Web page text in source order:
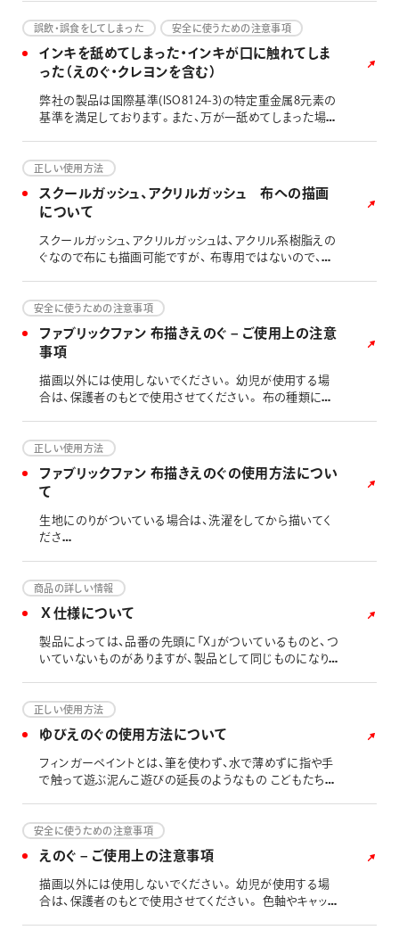
誤飲・誤食をしてしまった 安全に使うための注意事項
インキを舐めてしまった・インキが口に触れてしま
った（えのぐ・クレヨンを含む）
弊社の製品は国際基準(ISO8124-3)の特定重金属8元素の
基準を満足しております。また、万が一舐めてしまった場合
医師へご相談ください。 なお、食品向けの製品ではござい
ませんので、口に触れる可能性のある用途にはお薦めして
おりません。 非推奨の筆記対象：食器 布巾 食品用ラッ
プフィルム など
正しい使用方法
スクールガッシュ、アクリルガッシュ 布への描画
について
スクールガッシュ、アクリルガッシュは、アクリル系樹脂えの
ぐなので布にも描画可能ですが、 布専用ではないので、依
安全に使うための注意事項
ファブリックファン 布描きえのぐ – ご使用上の注意
事項
描画以外には使用しないでください。 幼児が使用する場
合は、保護者のもとで使用させてください。 布の種類によ
てください。のどにつまる恐れがあります。 目に入らない
ようご注意ください。もし入った場合は、流水でよく洗って
ください。 えのぐと水は2:1程度で薄めて使うのが最適で
す。えのぐを水で薄めすぎると、耐水性が弱くなったり定着
しにくくなる場合があります。 使用中、えのぐのついた筆は
硬化防止のため、出来る限り水につけておいてください。
つまみ洗いで色を落とします。（乾いていない部分が他に
部分が乾いていないときには、下にタオルなど吸水性の良
い布を当て、綿棒を少し湿らせて染み抜きの要領でトント
ンたたくように色をとります。 ※完全に落ちない場合があ
プをしめてください。 衣服などについた場合は落ちませ
ん。 ドライクリーニングは色落ちする場合があります。 布
の種類や洗濯方法によっては洗濯で落ちやすい場合があり
ます。 直射日光や高温多湿等を避けて保管してください。
正しい使用方法
ファブリックファン 布描きえのぐの使用方法につい
て
生地にのりがついている場合は、洗濯をしてから描いてく
ださ
綿・麻・ポリエステルなど様々な布に
お使いいただけます。 筆やスポンジを使って布に絵や文字
などを描きま
す。
ます。 乾いたら完成です。塗ってから24時間以上経った
が乾く前に水で洗ってください。 その他、ご注意事項につ
いてはこちらのページも合わせてご覧ください。
商品の詳しい情報
Ｘ仕様について
製品によっては、品番の先頭に「X」がついているものと、つ
いていないものがありますが、製品として同じものになりま
させていただきます。
正しい使用方法
ゆびえのぐの使用方法について
フィンガーペイントとは、筆を使わず、水で薄めずに指や手
で触って遊ぶ泥んこ遊びの延長のようなもの こどもたちの
安全に使うための注意事項
えのぐ – ご使用上の注意事項
描画以外には使用しないでください。 幼児が使用する場
合は、保護者のもとで使用させてください。 色軸やキャップ